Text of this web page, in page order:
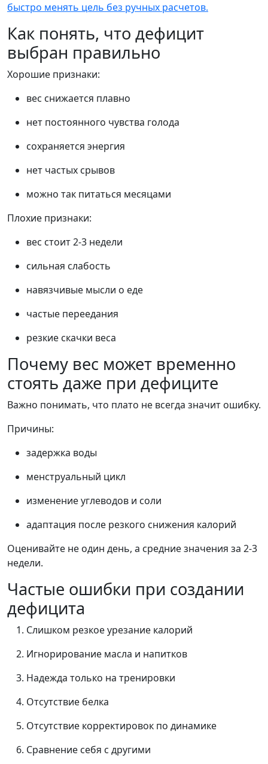
быстро менять цель без ручных расчетов.
Как понять, что дефицит
выбран правильно
Хорошие признаки:
вес снижается плавно
нет постоянного чувства голода
сохраняется энергия
нет частых срывов
можно так питаться месяцами
Плохие признаки:
вес стоит 2-3 недели
сильная слабость
навязчивые мысли о еде
частые переедания
резкие скачки веса
Почему вес может временно
стоять даже при дефиците
Важно понимать, что плато не всегда значит ошибку.
Причины:
задержка воды
менструальный цикл
изменение углеводов и соли
адаптация после резкого снижения калорий
Оценивайте не один день, а средние значения за 2-3
недели.
Частые ошибки при создании
дефицита
Слишком резкое урезание калорий
Игнорирование масла и напитков
Надежда только на тренировки
Отсутствие белка
Отсутствие корректировок по динамике
Сравнение себя с другими